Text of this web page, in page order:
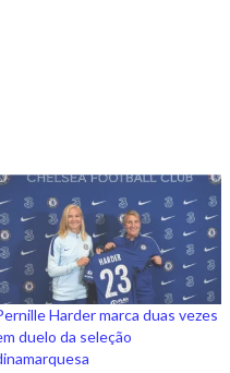
Harder marca duas vezes
duelo da seleção